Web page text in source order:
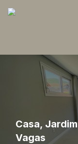
Casa,
Vagas